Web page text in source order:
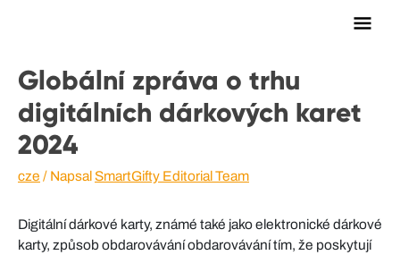
Globální zpráva o trhu
digitálních dárkových karet
2024
cze / NapsalSmartGifty Editorial Team
Digitální dárkové karty, známé také jako elektronické dárkové
karty, způsob obdarovávání obdarovávání tím, že poskytují